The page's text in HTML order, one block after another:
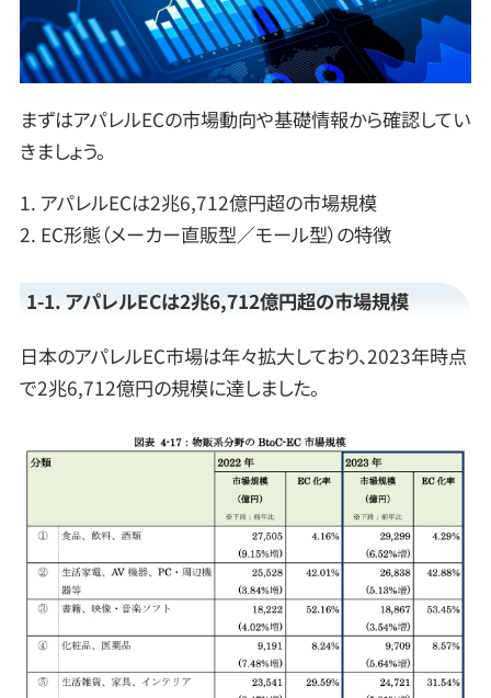
まずはアパレルECの市場動向や基礎情報から確認してい
きましょう。
1. アパレルECは2兆6,712億円超の市場規模
2. EC形態（メーカー直販型／モール型）の特徴
1-1. アパレルECは2兆6,712億円超の市場規模
日本のアパレルEC市場は年々拡大しており、2023年時点
で2兆6,712億円の規模に達しました。